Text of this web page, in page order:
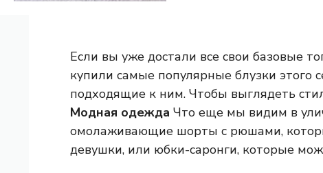
Если вы уже достали все свои базовые
купили самые популярные блузки этого
подходящие к ним. Чтобы выглядеть
Модная одежда Что еще мы видим в
омолаживающие шорты с рюшами,
девушки, или юбки-саронги, которые